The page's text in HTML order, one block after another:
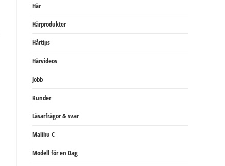
Hår
Hårprodukter
Hårtips
Hårvideos
Jobb
Kunder
Läsarfrågor & svar
Malibu C
Modell för en Dag